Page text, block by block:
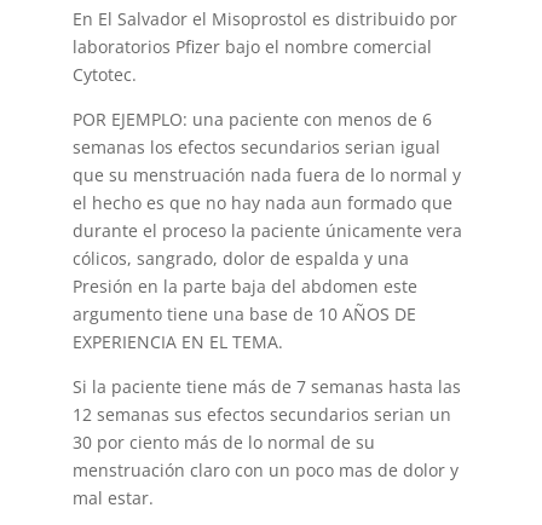
En El Salvador el Misoprostol es distribuido por
laboratorios Pfizer bajo el nombre comercial
Cytotec.
POR EJEMPLO: una paciente con menos de 6
semanas los efectos secundarios serian igual
que su menstruación nada fuera de lo normal y
el hecho es que no hay nada aun formado que
durante el proceso la paciente únicamente vera
cólicos, sangrado, dolor de espalda y una
Presión en la parte baja del abdomen este
argumento tiene una base de 10 AÑOS DE
EXPERIENCIA EN EL TEMA.
Si la paciente tiene más de 7 semanas hasta las
12 semanas sus efectos secundarios serian un
30 por ciento más de lo normal de su
menstruación claro con un poco mas de dolor y
mal estar.